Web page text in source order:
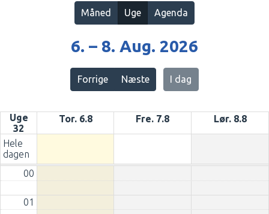
Forrige Næste I dag
6. – 8. Aug. 2026
Måned Uge Agenda
Uge
32
Tor. 6.8 Fre. 7.8 Lør. 8.8
Hele
dagen
00
01